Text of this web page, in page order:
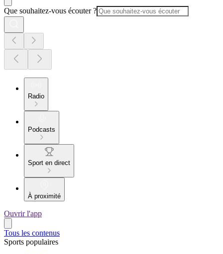
Que souhaitez-vous écouter ?
Radio
Podcasts
Sport en direct
À proximité
Ouvrir l'app
Tous les contenus
Sports populaires